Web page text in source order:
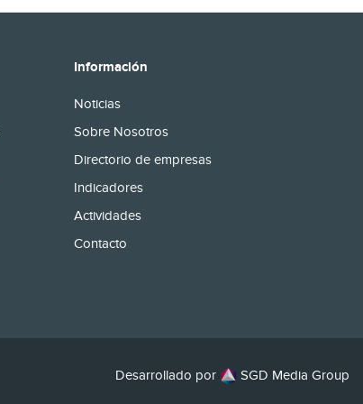
Información
Noticias
Sobre Nosotros
Directorio de empresas
Indicadores
Actividades
Contacto
Desarrollado por SGD Media Group